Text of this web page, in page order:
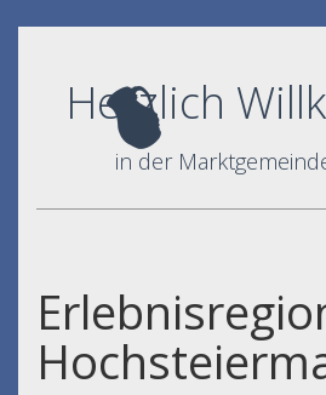
Herzlich
in der